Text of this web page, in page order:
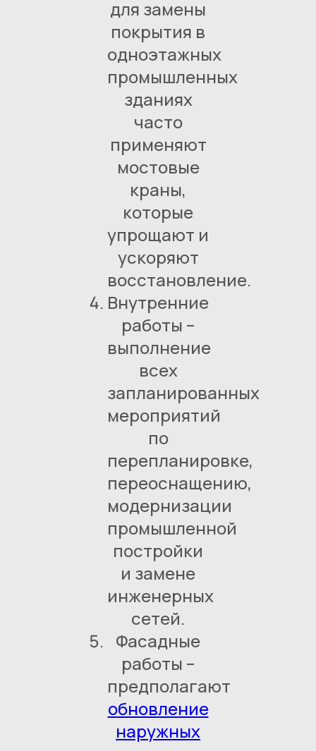
для замены
покрытия в
одноэтажных
промышленных
зданиях
часто
применяют
мостовые
краны,
которые
упрощают и
ускоряют
восстановление.
Внутренние
работы –
выполнение
всех
запланированных
мероприятий
по
перепланировке,
переоснащению,
модернизации
промышленной
постройки
и замене
инженерных
сетей.
Фасадные
работы –
предполагают
обновление
наружных